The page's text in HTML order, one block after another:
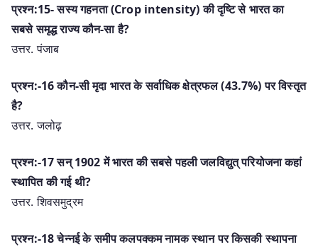
प्रश्न:15- सस्य गहनता (Crop intensity) की दृष्टि से भारत का
सबसे समृद्ध राज्य कौन-सा है?
उत्तर. पंजाब
प्रश्न:-16 कौन-सी मृदा भारत के सर्वाधिक क्षेत्रफल (43.7%) पर विस्तृत
है?
उत्तर. जलोढ़
प्रश्न:-17 सन् 1902 में भारत की सबसे पहली जलविद्युत् परियोजना कहां
स्थापित की गई थी?
उत्तर. शिवसमुद्रम
प्रश्न:-18 चेन्नई के समीप कलपक्कम नामक स्थान पर किसकी स्थापना